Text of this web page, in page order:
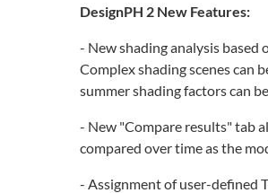
DesignPH 2 New Features:
- New shading analysis
Complex shading scenes can
summer shading factors can
- New "Compare results" tab
compared over time as the
- Assignment of user-defined